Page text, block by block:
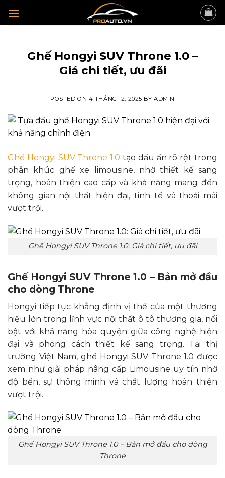
Ghế Hongyi SUV Throne 1.0 –
Giá chi tiết, ưu đãi
POSTED ON 4 THÁNG 12, 2025 BY ADMIN
Ghế Hongyi SUV Throne 1.0 tạo dấu ấn rõ rệt trong
phân khúc ghế xe limousine, nhờ thiết kế sang
trọng, hoàn thiện cao cấp và khả năng mang đến
không gian nội thất hiện đại, tinh tế và thoải mái
vượt trội.
Ghế Hongyi SUV Throne 1.0: Giá chi tiết, ưu đãi
Ghế Hongyi SUV Throne 1.0 – Bản mở đầu
cho dòng Throne
Hongyi tiếp tục khẳng định vị thế của một thương
hiệu lớn trong lĩnh vực nội thất ô tô thương gia, nổi
bật với khả năng hòa quyện giữa công nghệ hiện
đại và phong cách thiết kế sang trọng. Tại thị
trường Việt Nam, ghế Hongyi SUV Throne 1.0 được
xem như giải pháp nâng cấp Limousine uy tín nhờ
độ bền, sự thông minh và chất lượng hoàn thiện
vượt trội.
Ghế Hongyi SUV Throne 1.0 – Bản mở đầu cho dòng
Throne